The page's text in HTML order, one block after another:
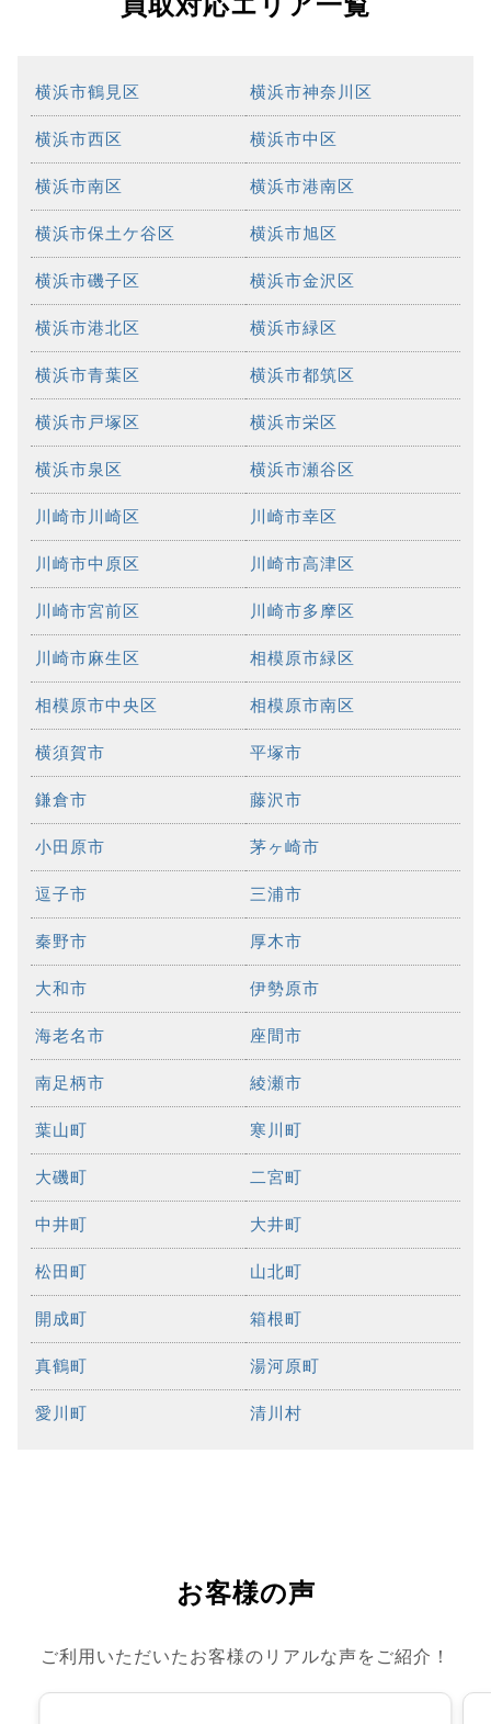
横浜市鶴見区 横浜市神奈川区
横浜市西区 横浜市中区
横浜市南区 横浜市港南区
横浜市保土ケ谷区 横浜市旭区
横浜市磯子区 横浜市金沢区
横浜市港北区 横浜市緑区
横浜市青葉区 横浜市都筑区
横浜市戸塚区 横浜市栄区
横浜市泉区 横浜市瀬谷区
川崎市川崎区 川崎市幸区
川崎市中原区 川崎市高津区
川崎市宮前区 川崎市多摩区
川崎市麻生区 相模原市緑区
相模原市中央区 相模原市南区
横須賀市 平塚市
鎌倉市 藤沢市
小田原市 茅ヶ崎市
逗子市 三浦市
秦野市 厚木市
大和市 伊勢原市
海老名市 座間市
南足柄市 綾瀬市
葉山町 寒川町
大磯町 二宮町
中井町 大井町
松田町 山北町
開成町 箱根町
真鶴町 湯河原町
愛川町 清川村
お客様の声
ご利用いただいたお客様のリアルな声をご紹介！